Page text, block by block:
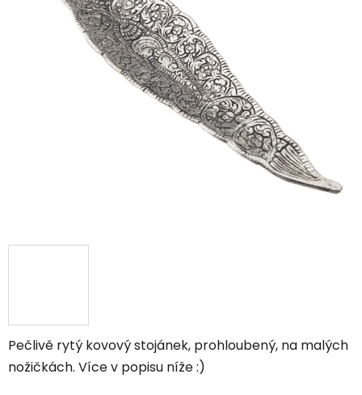
Pečlivě rytý kovový stojánek, prohloubený, na malých
nožičkách. Více v popisu níže :)
hvězdiček.